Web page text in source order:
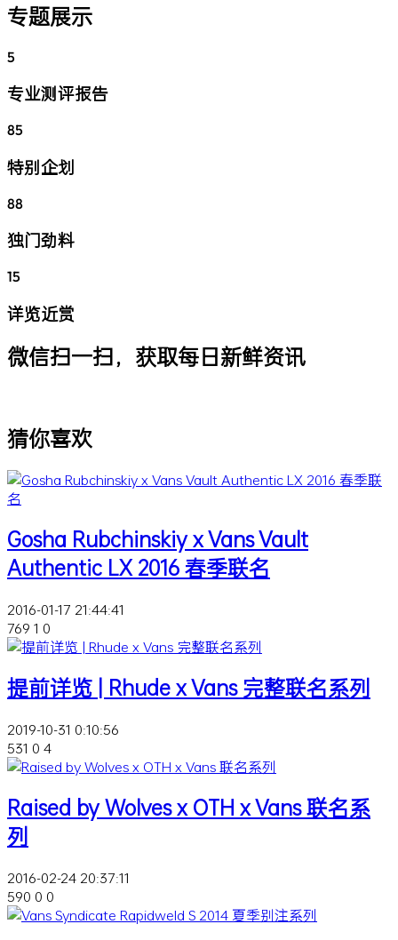
专题展示
5
专业测评报告
85
特别企划
88
独门劲料
15
详览近赏
微信扫一扫，获取每日新鲜资讯
猜你喜欢
Gosha Rubchinskiy x Vans Vault
Authentic LX 2016 春季联名
2016-01-17 21:44:41
769 1 0
提前详览 | Rhude x Vans 完整联名系列
2019-10-31 0:10:56
531 0 4
Raised by Wolves x OTH x Vans 联名系
列
2016-02-24 20:37:11
590 0 0